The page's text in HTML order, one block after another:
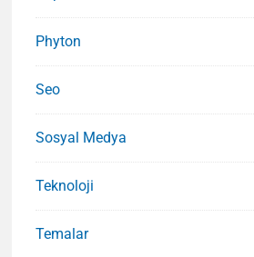
Phyton
Seo
Sosyal Medya
Teknoloji
Temalar